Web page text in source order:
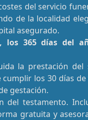
del servicio
de la localidad
asegurado.
los 365 días del
la prestación del
los 30 días de
gestación.
del testamento.
gratuita y